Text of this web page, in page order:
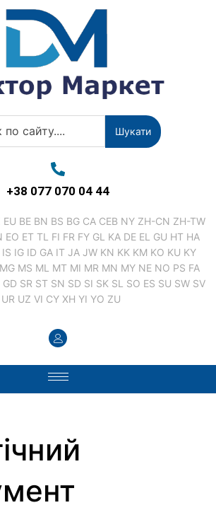
Шукати
+38 077 070 04 44
EU BE BN BS BG CA CEB NY ZH-CN ZH-TW
EO ET TL FI FR FY GL KA DE EL GU HT HA
IS IG ID GA IT JA JW KN KK KM KO KU KY
MG MS ML MT MI MR MN MY NE NO PS FA
GD SR ST SN SD SI SK SL SO ES SU SW SV
UR UZ VI CY XH YI YO ZU